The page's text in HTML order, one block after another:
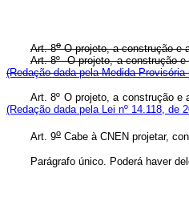
Art. 8oO projeto, a construção e
Art. 8º O projeto, a construção
(Redação dada pela Medida Provisória
Art. 8º O projeto, a construção e
(Redação dada pela Lei nº 14.118, de
Art. 9o Cabe à CNEN projetar,
Parágrafo único. Poderá haver